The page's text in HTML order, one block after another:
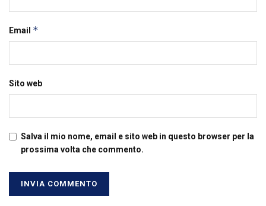
Email *
Sito web
Salva il mio nome, email e sito web in questo browser per la
prossima volta che commento.